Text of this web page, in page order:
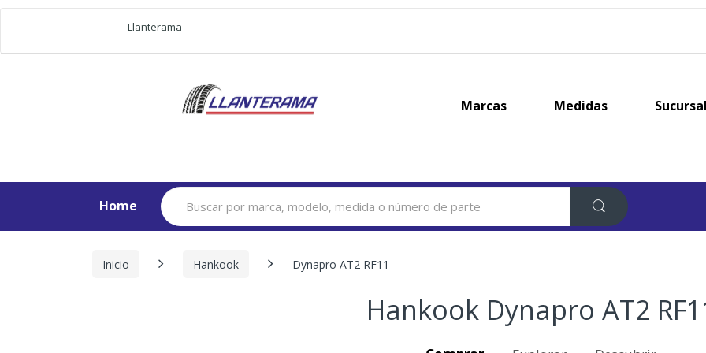
Llanterama
Marcas Medidas
Home
Search
for:
Inicio Hankook Dynapro AT2 RF11
Hankook Dynapro AT2